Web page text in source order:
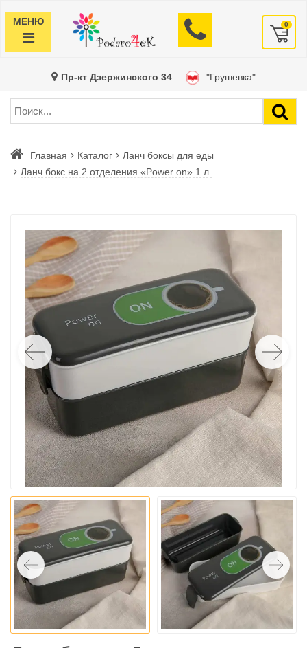
МЕНЮ 0
Пр-кт Дзержинского 34 "Грушевка"
Главная Каталог
Ланч боксы для еды
Ланч бокс на 2 отделения «Power on» 1 л.